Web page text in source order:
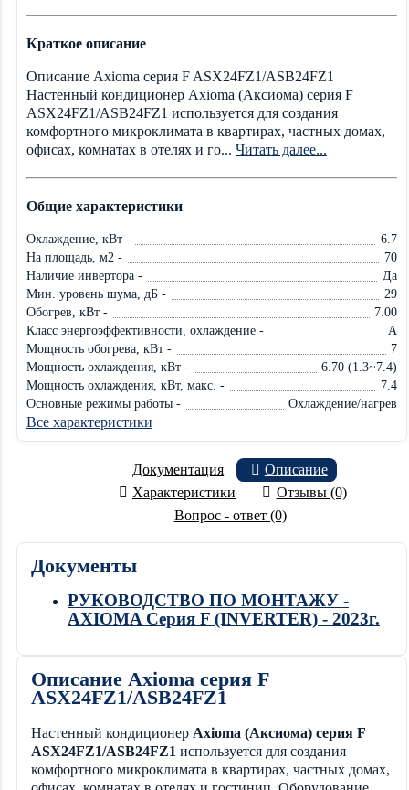
Краткое описание
Описание Axioma серия F ASX24FZ1/ASB24FZ1
Настенный кондиционер Axioma (Аксиома) серия F
ASX24FZ1/ASB24FZ1 используется для создания
комфортного микроклимата в квартирах, частных домах,
офисах, комнатах в отелях и го... Читать далее...
Общие характеристики
Охлаждение, кВт -
6.7
На площадь, м2 -
70
Наличие инвертора -
Да
Мин. уровень шума, дБ -
29
Обогрев, кВт -
7.00
Класс энергоэффективности, охлаждение -
A
Мощность обогрева, кВт -
7
Мощность охлаждения, кВт -
6.70 (1.3~7.4)
Мощность охлаждения, кВт, макс. -
7.4
Основные режимы работы -
Охлаждение/нагрев
Все характеристики
Документация
Описание
Характеристики
Отзывы (0)
Вопрос - ответ (0)
Документы
РУКОВОДСТВО ПО МОНТАЖУ -
AXIOMA Серия F (INVERTER) - 2023г.
Описание Axioma серия F
ASX24FZ1/ASB24FZ1
Настенный кондиционер Axioma (Аксиома) серия F
ASX24FZ1/ASB24FZ1 используется для создания
комфортного микроклимата в квартирах, частных домах,